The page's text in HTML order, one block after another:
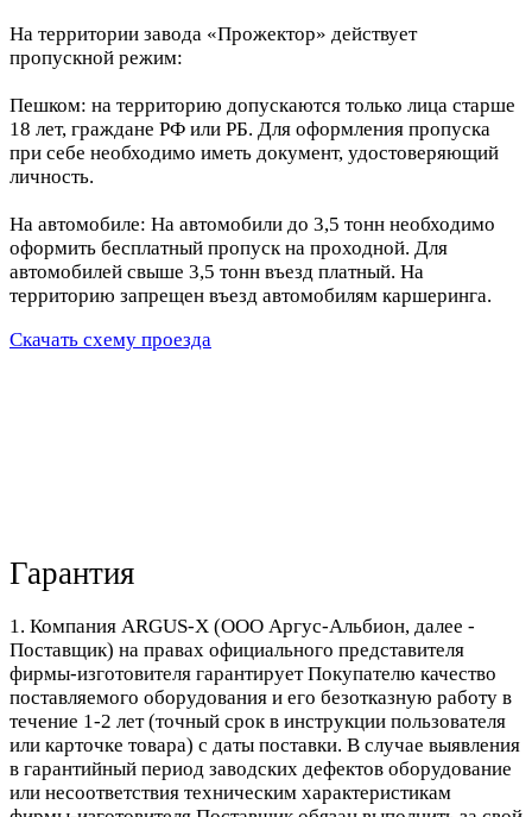
На территории завода «Прожектор» действует
пропускной режим:
Пешком: на территорию допускаются только лица старше
18 лет, граждане РФ или РБ. Для оформления пропуска
при себе необходимо иметь документ, удостоверяющий
личность.
На автомобиле: На автомобили до 3,5 тонн необходимо
оформить бесплатный пропуск на проходной. Для
автомобилей свыше 3,5 тонн въезд платный. На
территорию запрещен въезд автомобилям каршеринга.
Скачать схему проезда
Гарантия
1. Компания ARGUS-X (ООО Аргус-Альбион, далее -
Поставщик) на правах официального представителя
фирмы-изготовителя гарантирует Покупателю качество
поставляемого оборудования и его безотказную работу в
течение 1-2 лет (точный срок в инструкции пользователя
или карточке товара) с даты поставки. В случае выявления
в гарантийный период заводских дефектов оборудование
или несоответствия техническим характеристикам